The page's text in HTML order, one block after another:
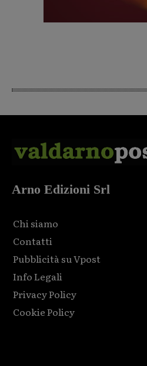
Arno Edizioni Srl
Chi siamo
Contatti
Pubblicità su Vpost
Info Legali
Privacy Policy
Cookie Policy